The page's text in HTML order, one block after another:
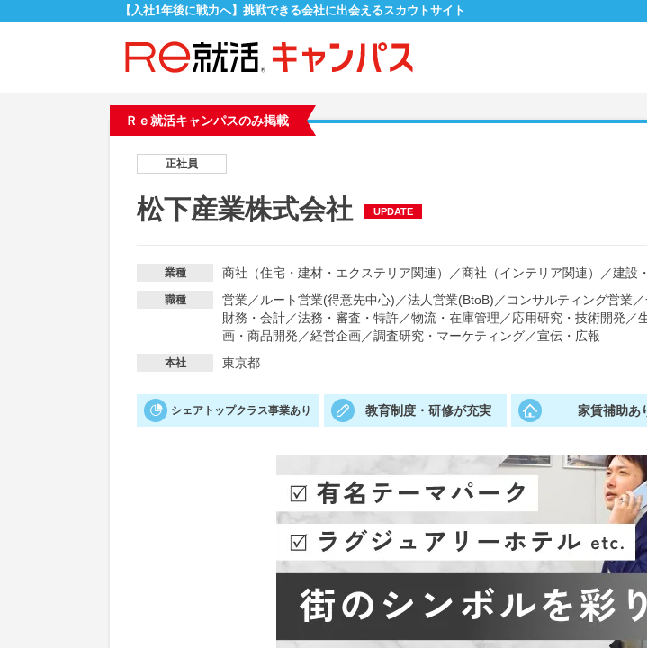
【入社1年後に戦力へ】挑戦できる会社に出会えるスカウトサイト
Ｒｅ就活キャンパスのみ掲載
正社員
松下産業株式会社 UPDATE
業種 商社（住宅・建材・エクステリア関連） ／商社（インテリア関連） ／建設
職種 営業／ ルート営業(得意先中心) ／法人営業(BtoB) ／ コンサルティング営業／
財務・会計／法務・審査・特許／物流・在庫管理 ／応用研究・技術開発 ／
画・商品開発 ／経営企画／調査研究・マーケティング／宣伝・広報
本社 東京都
シェアトップクラス事業あり 教育制度・研修が充実 家賃補助あ